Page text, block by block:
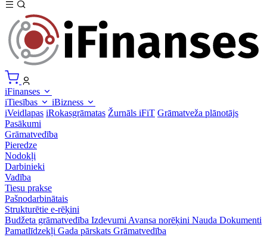
iFinanses
iTiesības
iBizness
iVeidlapas iRokasgrāmatas Žurnāls iFiT Grāmatveža plānotājs
Pasākumi
Grāmatvedība
Pieredze
Nodokļi
Darbinieki
Vadība
Tiesu prakse
Pašnodarbinātais
Strukturētie e-rēķini
Budžeta grāmatvedība Izdevumi Avansa norēķini Nauda Dokumenti
Pamatlīdzekļi Gada pārskats Grāmatvedība